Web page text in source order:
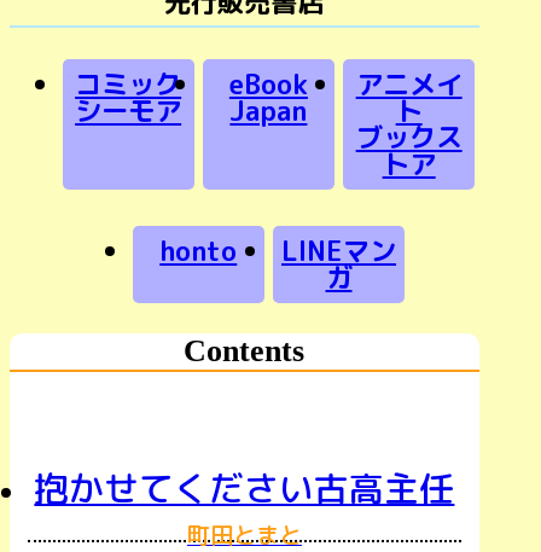
コミック
シーモア
eBook
Japan
アニメイ
ト
ブックス
トア
honto LINEマン
ガ
Contents
抱かせてください古高主任
町田とまと